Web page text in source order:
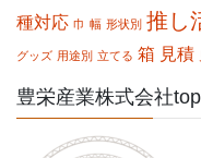
種対応 巾 幅 形状別 推し
グッズ 用途別 立てる 箱 見積
豊栄産業株式会社